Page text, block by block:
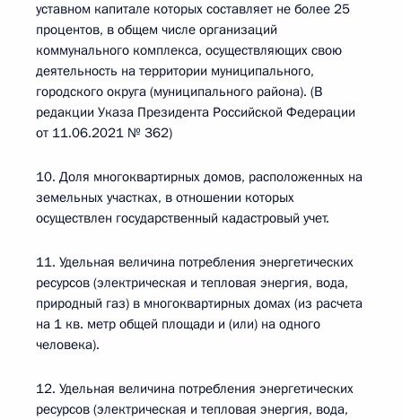
уставном капитале которых составляет не более 25
процентов, в общем числе организаций
коммунального комплекса, осуществляющих свою
деятельность на территории муниципального,
городского округа (муниципального района). (В
редакции Указа Президента Российской Федерации
от 11.06.2021 № 362)
10. Доля многоквартирных домов, расположенных на
земельных участках, в отношении которых
осуществлен государственный кадастровый учет.
11. Удельная величина потребления энергетических
ресурсов (электрическая и тепловая энергия, вода,
природный газ) в многоквартирных домах (из расчета
на 1 кв. метр общей площади и (или) на одного
человека).
12. Удельная величина потребления энергетических
ресурсов (электрическая и тепловая энергия, вода,